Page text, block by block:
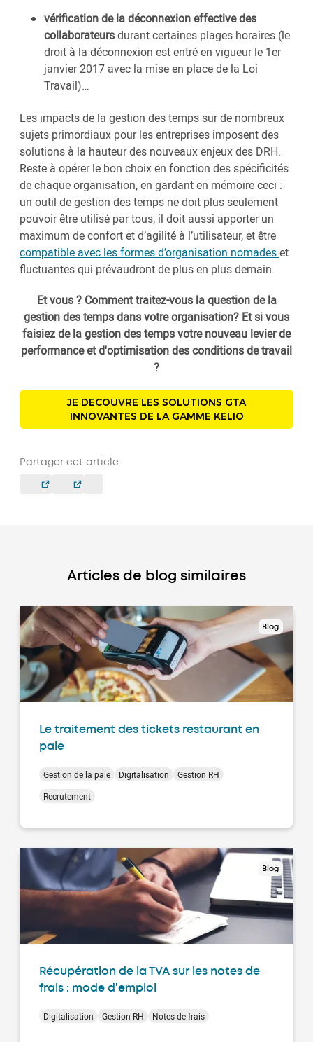
vérification de la déconnexion effective des
collaborateursdurant certaines plages horaires (le
droit à la déconnexion est entré en vigueur le 1er
janvier 2017 avec la mise en place de la Loi
Travail)…
Les impacts de la gestion des temps sur de nombreux
sujets primordiaux pour les entreprises imposent des
solutions à la hauteur des nouveaux enjeux des DRH.
Reste à opérer le bon choix en fonction des spécificités
de chaque organisation, en gardant en mémoire ceci :
un outil de gestion des temps ne doit plus seulement
pouvoir être utilisé par tous, il doit aussi apporter un
maximum de confort et d’agilité à l’utilisateur, et être
compatible avec les formes d’organisation nomadeset
fluctuantes qui prévaudront de plus en plus demain.
Et vous ? Comment traitez-vous la question de la
gestion des temps dans votre organisation? Et si vous
faisiez de la gestion des temps votre nouveau levier de
performance et d'optimisation des conditions de travail
?
JE DECOUVRE LES SOLUTIONS GTA
INNOVANTES DE LA GAMME KELIO
Partager cet article
Articles de blog similaires
Blog
Le traitement des tickets restaurant en
paie
Gestion de la paie Digitalisation
Gestion RH
Recrutement
Blog
Récupération de la TVA sur les notes de
frais : mode d’emploi
Digitalisation Gestion RH Notes de frais